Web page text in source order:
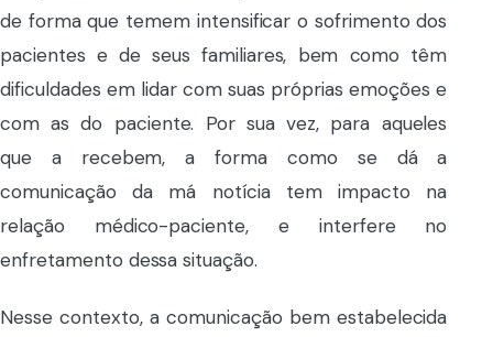
de forma que temem intensificar o sofrimento dos
pacientes e de seus familiares, bem como têm
dificuldades em lidar com suas próprias emoções e
com as do paciente. Por sua vez, para aqueles
que a recebem, a forma como se dá a
comunicação da má notícia tem impacto na
relação médico-paciente, e interfere no
enfretamento dessa situação.
Nesse contexto, a comunicação bem estabelecida